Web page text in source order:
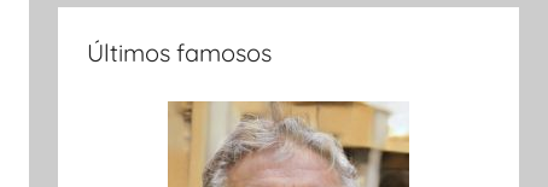
Últimos famosos